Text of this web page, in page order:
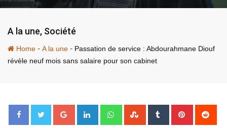
A la une, Société
Home - A la une - Passation de service : Abdourahmane Diouf
révèle neuf mois sans salaire pour son cabinet
Google+ LinkedIn WhatsappStumbleUpon
Tumblr Pinterest